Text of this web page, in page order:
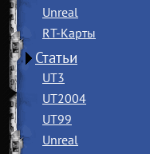
Unreal
RT-Карты
Статьи
UT3
UT2004
UT99
Unreal